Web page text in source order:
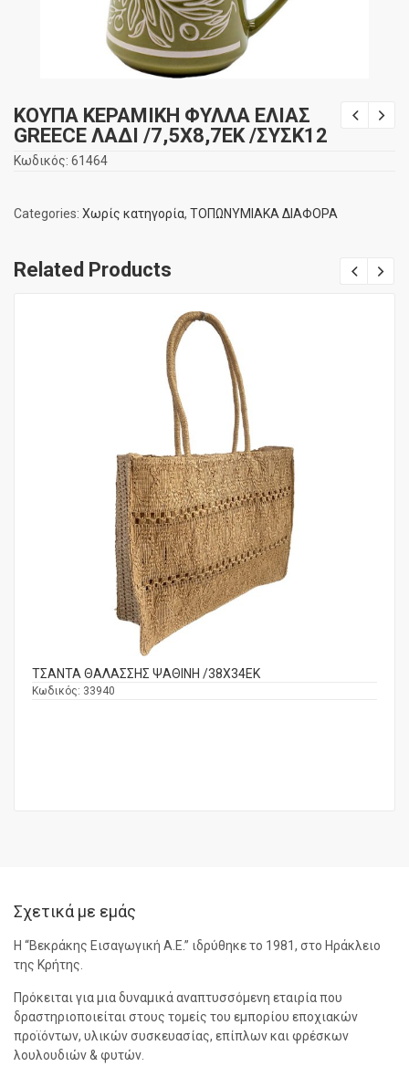
ΚΟΥΠΑ ΚΕΡΑΜΙΚΗ ΦΥΛΛΑ ΕΛΙΑΣ
GREECE ΛΑΔΙ /7,5Χ8,7ΕΚ /ΣΥΣΚ12
Κωδικός: 61464
Categories: Χωρίς κατηγορία, ΤΟΠΩΝΥΜΙΑΚΑ ΔΙΑΦΟΡΑ
Related Products
ΤΣΑΝΤΑ ΘΑΛΑΣΣΗΣ ΨΑΘΙΝΗ /38Χ34ΕΚ
Κωδικός: 33940
Σχετικά με εμάς
Η “Βεκράκης Εισαγωγική Α.Ε.” ιδρύθηκε το 1981, στο Ηράκλειο
της Κρήτης.
Πρόκειται για μια δυναμικά αναπτυσσόμενη εταιρία που
δραστηριοποιείται στους τομείς του εμπορίου εποχιακών
προϊόντων, υλικών συσκευασίας, επίπλων και φρέσκων
λουλουδιών & φυτών.